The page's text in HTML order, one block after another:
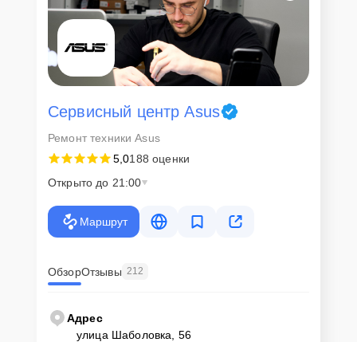
Сервисный центр Asus
Ремонт техники Asus
5,0188 оценки
Открыто до 21:00
Маршрут
ОбзорОтзывы 212
Адрес
улица Шаболовка, 56